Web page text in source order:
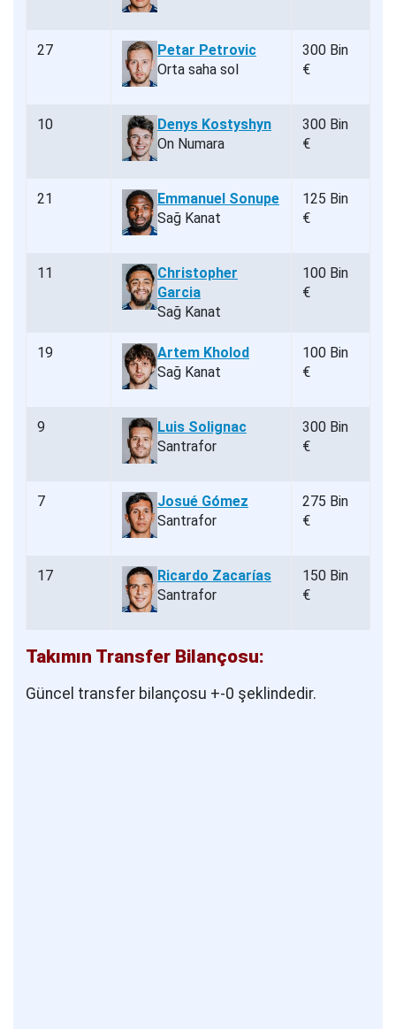
27
Petar Petrovic
Orta saha sol
300 Bin
€
10
Denys Kostyshyn
On Numara
300 Bin
€
21
Emmanuel Sonupe
Sağ Kanat
125 Bin
€
11
Christopher
Garcia
Sağ Kanat
100 Bin
€
19
Artem Kholod
Sağ Kanat
100 Bin
€
9
Luis Solignac
Santrafor
300 Bin
€
7
Josué Gómez
Santrafor
275 Bin
€
17
Ricardo Zacarías
Santrafor
150 Bin
€
Takımın Transfer Bilançosu:
Güncel transfer bilançosu +-0 şeklindedir.